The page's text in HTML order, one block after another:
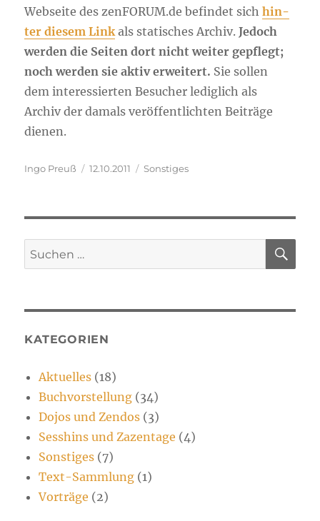
Web­sei­te des zen​FO​RUM​.de befin­det sichhin­
ter die­sem Linkals sta­ti­sches Archiv.Jedoch
wer­den die Sei­ten dort nicht wei­ter gepflegt;
noch wer­den sie aktiv erwei­tert. Sie sol­len
dem inter­es­sier­ten Besu­cher ledig­lich als
Archiv der damals ver­öf­fent­lich­ten Bei­trä­ge
dienen.
Autor
Ingo Preuß
Veröffentlicht
12.10.2011 Kategorien
Sonstiges
Suchen
nach:
KATEGORIEN
Aktuelles (18)
Buchvorstellung (34)
Dojos und Zendos (3)
Sesshins und Zazentage (4)
Sonstiges (7)
Text-Sammlung (1)
Vorträge (2)